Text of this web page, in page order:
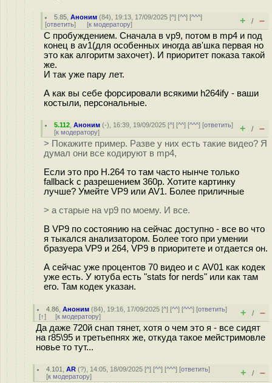
5.85 ,Аноним (84), 19:13, 17/09/2025 [^] [^^] [^^^]
[ответить] [к модератору] + / –
С пробуждением. Сначала в vp9, потом в mp4 и под
конец в av1(для особенных иногда ав'шка первая но
это как алгоритм захочет). И приоритет показа такой
же.
И так уже пару лет.
А как вы себе форсировали всякими h264ify - ваши
костыли, персональные.
5.112 ,Аноним (-), 16:39, 19/09/2025 [^] [^^] [^^^] [ответить]
[к модератору] + / –
> Покажите пример. Разве у них есть такие видео? Я
думал они все кодируют в mp4,
Если это про H.264 то там часто нынче только
fallback с разрешением 360p. Хотите картинку
лучше? Умейте VP9 или AV1. Более приличные
> а старые на vp9 по моему. И все.
В VP9 по состоянию на сейчас доступно - все во что
я тыкался анализатором. Более того при умении
бразуера VP9 и 264, VP9 в приоритете и отдается он.
А сейчас уже процентов 70 видео и с AV01 как кодек
уже есть. У ютуба есть "stats for nerds" или как там
его. Там кодек указан.
4.86 ,Аноним (84), 19:16, 17/09/2025 [^] [^^] [^^^] [ответить]
[↑] [к модератору] + / –
Да даже 720й снап тянет, хотя о чем это я - все сидят
на г85\95 и третьепнях же, откуда такое мейстримовле
новье то тут...
4.101 ,AR (?), 14:05, 18/09/2025 [^] [^^] [^^^] [ответить]
[к модератору] + / –